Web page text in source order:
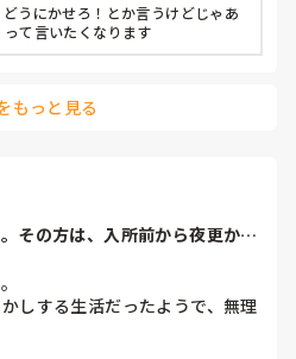
うにかせろ！とか言うけどじゃあ
て言いたくなります
もっと見る
その方は、入所前から夜更かし
しする生活だったようで、無理
いそうです。日中はほとんど寝